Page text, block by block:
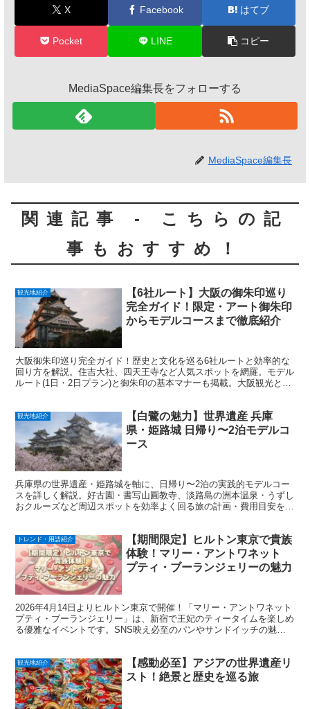
X Facebook はてブ
Pocket LINE コピー
MediaSpace編集長をフォローする
MediaSpace編集長
関連記事 - こちらの記
事もおすすめ！
観光地紹介
【6社ルート】大阪の御朱印巡り
完全ガイド！限定・アート御朱印
からモデルコースまで徹底紹介
大阪御朱印巡り完全ガイド！歴史と文化を巡る6社ルートと効率的な
回り方を解説。住吉大社、四天王寺など人気スポットを網羅。モデル
ルート(1日・2日プラン)と御朱印の基本マナーも掲載。大阪観光と合
観光地紹介
【白鷺の魅力】世界遺産 兵庫
県・姫路城 日帰り〜2泊モデルコ
ース
兵庫県の世界遺産・姫路城を軸に、日帰り〜2泊の実践的モデルコー
スを詳しく解説。好古園・書写山圓教寺、淡路島の洲本温泉・うずし
おクルーズなど周辺スポットを効率よく回る旅の計画・費用目安を一
トレンド・用語紹介
【期間限定】ヒルトン東京で貴族
体験！マリー・アントワネット
プティ・ブーランジェリーの魅力
2026年4月14日よりヒルトン東京で開催！「マリー・アントワネット
プティ・ブーランジェリー」は、新宿で王妃のティータイムを楽しめ
る優雅なイベントです。SNS映え必至のパンやサンドイッチの魅
観光地紹介
【感動必至】アジアの世界遺産リ
スト！絶景と歴史を巡る旅